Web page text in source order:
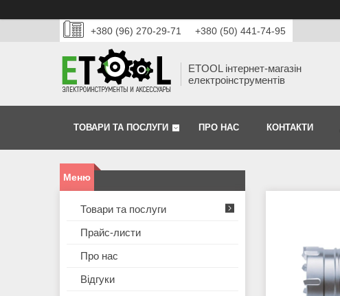
+380 (96) 270-29-71 +380 (50) 441-74-95
ETOOL інтернет-магазін
електроінструментів
ТОВАРИ ТА ПОСЛУГИ ПРО НАС КОНТАКТИ
Товари та послуги
Прайс-листи
Про нас
Відгуки